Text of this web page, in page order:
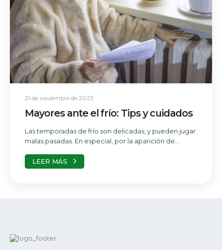
21 de noviembre de 2023
Mayores ante el frío: Tips y cuidados
Las temporadas de frío son delicadas, y pueden jugar
malas pasadas. En especial, por la aparición de...
LEER MÁS